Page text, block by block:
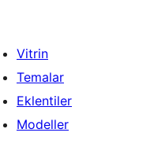
Vitrin
Temalar
Eklentiler
Modeller